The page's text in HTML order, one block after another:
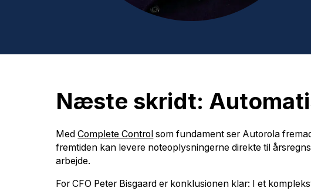
Næste skridt:
MedComplete Control som fundament ser Autorola
fremtiden kan levere noteoplysningerne direkte til
arbejde.
For CFO Peter Bisgaard er konklusionen klar: I et